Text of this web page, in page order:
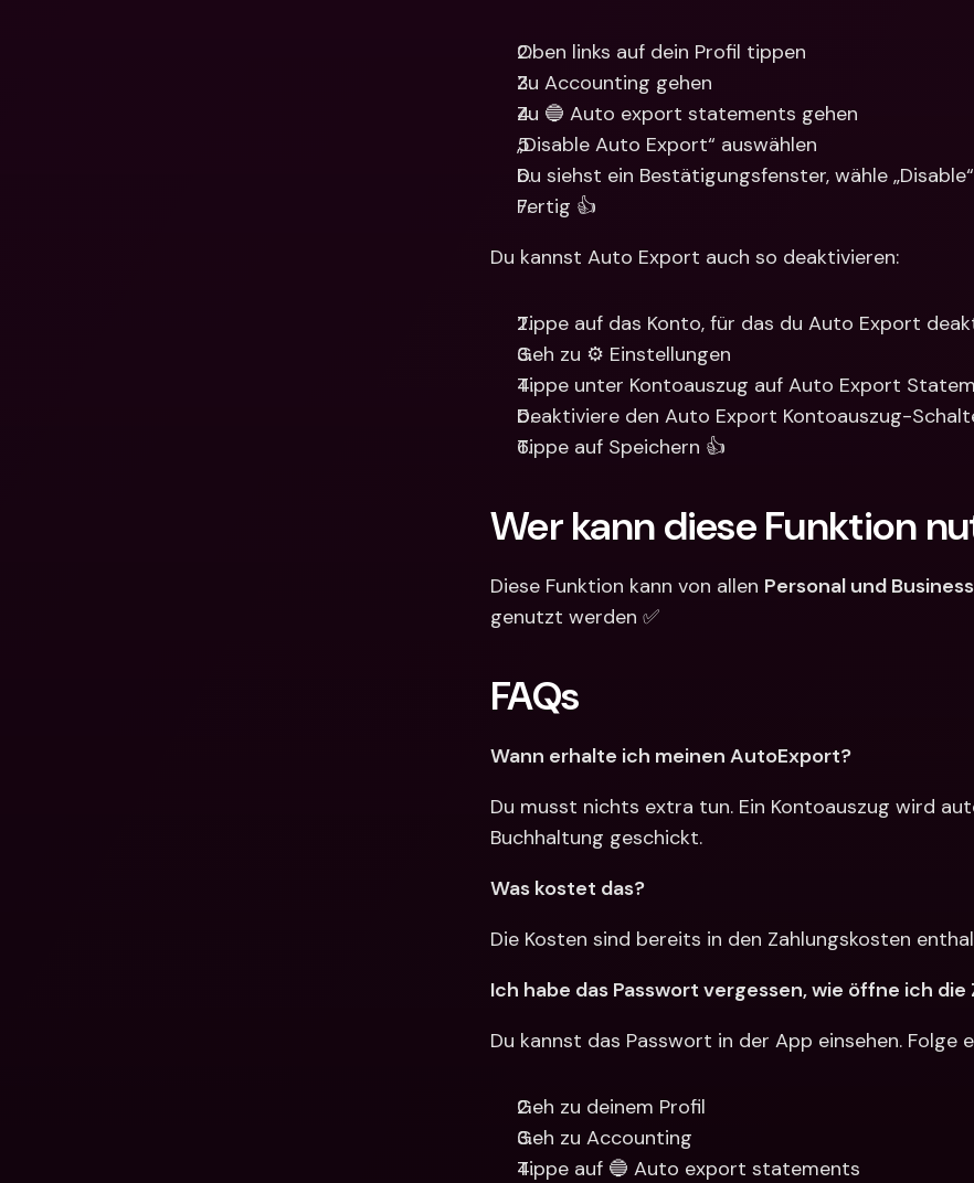
Oben links auf dein Profil tippen
Zu Accounting gehen
Zu 🔵 Auto export statements gehen
„Disable Auto Export“ auswählen
Du siehst ein Bestätigungsfenster, wähle „Disable“
Fertig 👍
Du kannst Auto Export auch so deaktivieren:
Tippe auf das Konto, für das du Auto Export
Geh zu ⚙️ Einstellungen
Tippe unter Kontoauszug auf Auto Export
Deaktiviere den Auto Export Kontoauszug-
Tippe auf Speichern 👍
Wer kann diese Funktion
Diese Funktion kann von allen Personal und Business
genutzt werden ✅
FAQs
Wann erhalte ich meinen AutoExport?
Du musst nichts extra tun. Ein Kontoauszug wird
Buchhaltung geschickt.
Was kostet das?
Die Kosten sind bereits in den Zahlungskosten
Ich habe das Passwort vergessen, wie öffne ich die
Du kannst das Passwort in der App einsehen. Folge
Geh zu deinem Profil
Geh zu Accounting
Tippe auf 🔵 Auto export statements